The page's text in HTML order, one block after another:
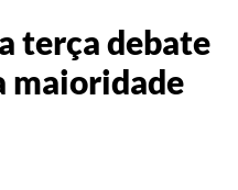
terça debate
maioridade